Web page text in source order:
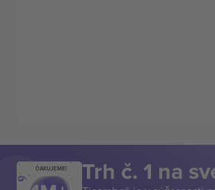
ĎAKUJEME! Trh č. 1 na